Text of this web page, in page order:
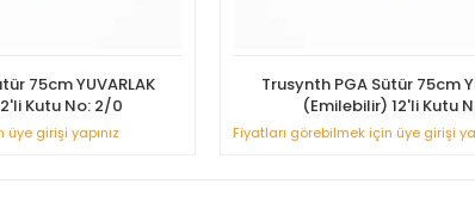
75cm YUVARLAK
Kutu No: 2/0
girişi yapınız
Trusynth PGA Sütür 75cm
(Emilebilir) 12'li Kutu
Fiyatları görebilmek için üye girişi